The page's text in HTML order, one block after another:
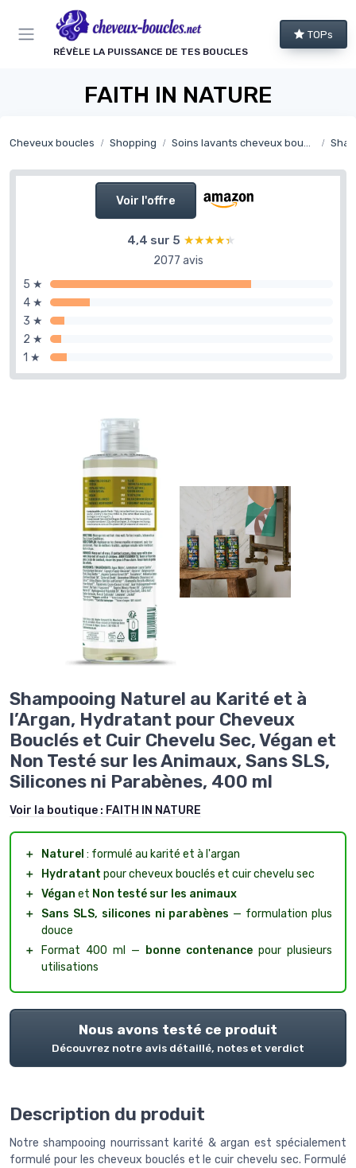
RÉVÈLE LA PUISSANCE DE TES BOUCLES
TOPs
FAITH IN NATURE
Cheveux boucles Shopping Soins lavants cheveux bouclés
Voir l'offre
4,4 sur 5 ★★★★★
★★★★★
2077 avis
5 ★
4 ★
3 ★
2 ★
1 ★
Shampooing Naturel au Karité et à
l’Argan, Hydratant pour Cheveux
Bouclés et Cuir Chevelu Sec, Végan et
Non Testé sur les Animaux, Sans SLS,
Silicones ni Parabènes, 400 ml
Voir la boutique : FAITH IN NATURE
＋ Naturel : formulé au karité et à l'argan
＋
Hydratant pour cheveux bouclés et cuir chevelu sec
＋ Végan et Non testé sur les animaux
＋
Sans SLS, silicones ni parabènes — formulation plus
douce
＋
Format 400 ml — bonne contenance pour plusieurs
utilisations
Nous avons testé ce produit
Découvrez notre avis détaillé, notes et verdict
Description du produit
Notre shampooing nourrissant karité & argan est spécialement
formulé pour les cheveux bouclés et le cuir chevelu sec. Formulé
Panneau de gestion des cookies